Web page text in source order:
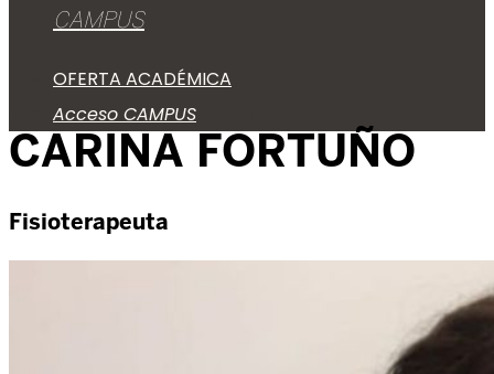
CAMPUS
OFERTA ACADÉMICA
Acceso CAMPUS
CARINA FORTUÑO
Fisioterapeuta